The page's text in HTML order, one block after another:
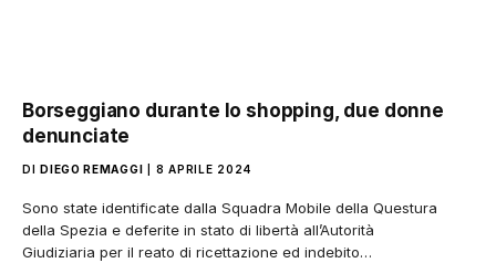
Borseggiano durante lo shopping, due donne
denunciate
DI DIEGO REMAGGI 8 APRILE 2024
Sono state identificate dalla Squadra Mobile della Questura
della Spezia e deferite in stato di libertà all’Autorità
Giudiziaria per il reato di ricettazione ed indebito…